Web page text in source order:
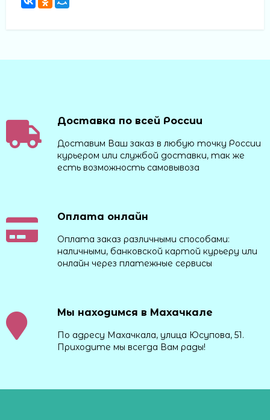
Доставка по всей России
Доставим Ваш заказ в любую точку России
курьером или службой доставки, так же
есть возможность самовывоза
Оплата онлайн
Оплата заказ различными способами:
наличными, банковской картой курьеру или
онлайн через платежные сервисы
Мы находимся в Махачкале
По адресу Махачкала, улица Юсупова, 51.
Приходите мы всегда Вам рады!